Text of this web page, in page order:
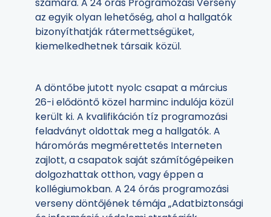
számára. A 24 órás Programozási Verseny
az egyik olyan lehetőség, ahol a hallgatók
bizonyíthatják rátermettségüket,
kiemelkedhetnek társaik közül.
A döntőbe jutott nyolc csapat a március
26-i elődöntő közel harminc indulója közül
került ki. A kvalifikáción tíz programozási
feladványt oldottak meg a hallgatók. A
háromórás megmérettetés Interneten
zajlott, a csapatok saját számítógépeiken
dolgozhattak otthon, vagy éppen a
kollégiumokban. A 24 órás programozási
verseny döntőjének témája „Adatbiztonsági